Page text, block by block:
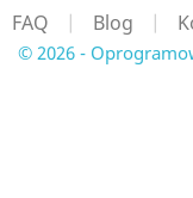
FAQ | Blog |
© 2026 -